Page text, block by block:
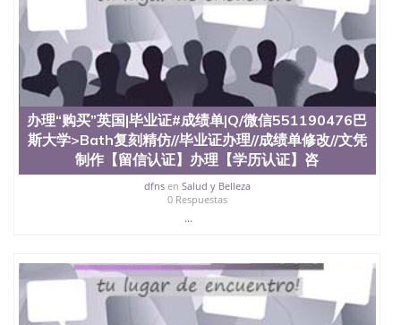
办理“购买”英国|毕业证#成绩单|Q/微信551190476巴
斯大学>Bath复刻精仿//毕业证办理//成绩单修改//文凭
制作【留信认证】办理【学历认证】咨
dfnsen Salud y Belleza
0 Respuestas
...